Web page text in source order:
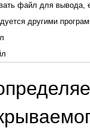
файл для
другими